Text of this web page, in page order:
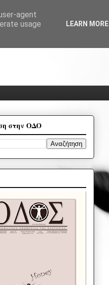
στην ΟΔΟ
agent
usage
LEARN MORE